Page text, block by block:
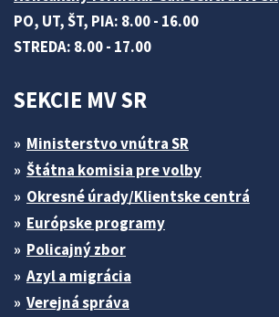
PO, UT, ŠT, PIA: 8.00 - 16.00
STREDA: 8.00 - 17.00
SEKCIE MV SR
Ministerstvo vnútra SR
Štátna komisia pre volby
Okresné úrady/Klientske centrá
Európske programy
Policajný zbor
Azyl a migrácia
Verejná správa